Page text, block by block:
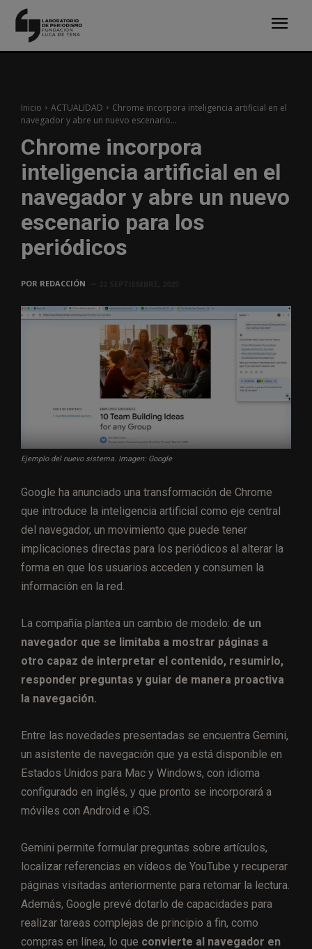
Inicio ACTUALIDAD
Chrome incorpora inteligencia artificial en el
navegador y abre un nuevo escenario...
Chrome incorpora
inteligencia artificial en el
navegador y abre un nuevo
escenario para los
periódicos
POR REDACCIÓN
Ejemplo del nuevo sistema. Imagen: Google
Google ha anunciado una transformación de Chrome
que introduce la inteligencia artificial como eje central
del navegador, un movimiento que puede tener
implicaciones directas para los periódicos al alterar la
forma en que los usuarios acceden y consumen la
información en la red.
La compañía plantea un cambio de modelo: de un
navegador que se limitaba a mostrar páginas a
otro capaz de interpretar el contenido, resumirlo,
responder preguntas y guiar de manera proactiva
la navegación.
Entre las novedades presentadas se encuentra Gemini,
un asistente de navegación que ya está disponible en
Estados Unidos para Mac y Windows, con idioma
configurado en inglés, y que pronto se incorporará a
móviles con Android e iOS.
Gemini permite formular preguntas sobre artículos,
localizar referencias en vídeos de YouTube y recuperar
páginas visitadas anteriormente para retomar la lectura.
Además, Google prevé dotarlo de capacidades para
realizar tareas complejas de principio a fin, como
compras en línea, lo que convierte al navegador en